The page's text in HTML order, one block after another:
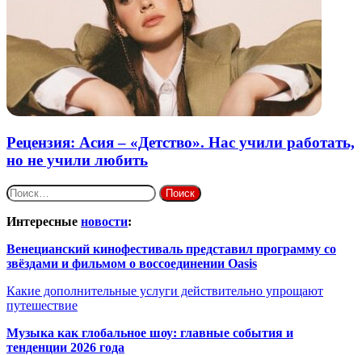
Рецензия: Асия – «Детство». Нас учили работать,
но не учили любить
Найти:
Интересные новости:
Венецианский кинофестиваль представил программу со
звёздами и фильмом о воссоединении Oasis
Какие дополнительные услуги действительно упрощают
путешествие
Музыка как глобальное шоу: главные события и
тенденции 2026 года